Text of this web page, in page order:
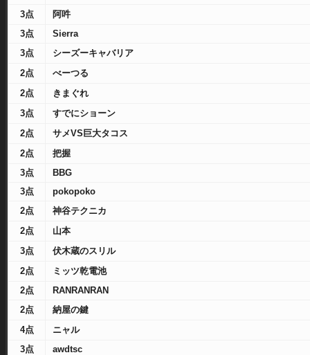
3点
阿吽
3点
Sierra
3点
シーズーキャバリア
2点
べーつる
2点
きまぐれ
3点
すでにショーン
2点
サメVS巨大タコス
2点
把握
3点
BBG
3点
pokopoko
2点
神谷テクニカ
2点
山本
3点
伏木蔵のスリル
2点
ミッツ乾電池
2点
RANRANRAN
2点
納屋の鍵
4点
ニャル
3点
awdtsc